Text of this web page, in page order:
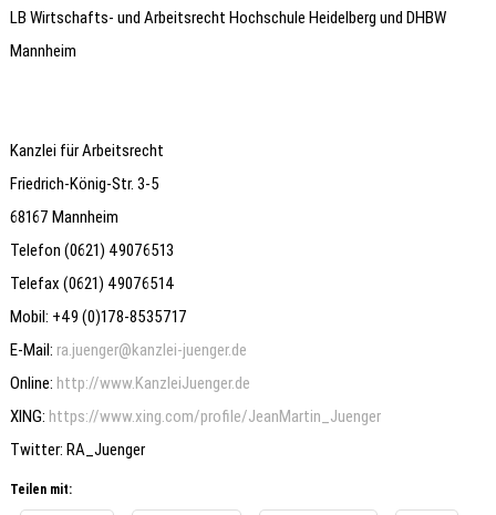
LB Wirtschafts- und Arbeitsrecht Hochschule Heidelberg und DHBW
Mannheim
Kanzlei für Arbeitsrecht
Friedrich-König-Str. 3-5
68167 Mannheim
Telefon (0621) 49076513
Telefax (0621) 49076514
Mobil: +49 (0)178-8535717
E-Mail: ra.juenger@kanzlei-juenger.de
Online: http://www.KanzleiJuenger.de
XING: https://www.xing.com/profile/JeanMartin_Juenger
Twitter: RA_Juenger
Teilen mit: